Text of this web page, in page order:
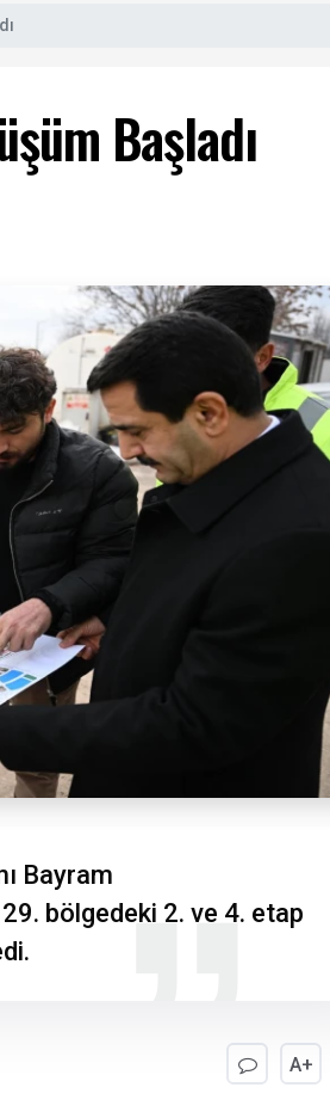
Başladı
Bayram
bölgedeki 2. ve 4. etap
A+